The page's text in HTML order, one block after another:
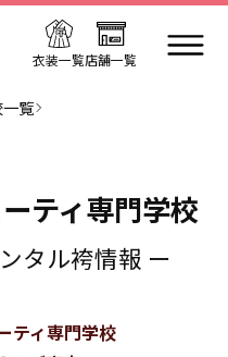
衣装一覧店舗一覧
覧
ティ専門学校
タル袴情報 ー
ティ専門学校